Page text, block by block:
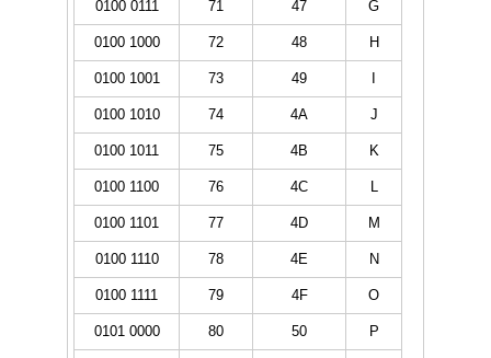
0100 0111 71 47 G
0100 1000 72 48 H
0100 1001 73 49
0100 1010 74 4A J
0100 1011 75 4B K
0100 1100 76 4C L
0100 1101 77 4D M
0100 1110 78 4E N
0100 1111 79 4F O
0101 0000 80 50 P